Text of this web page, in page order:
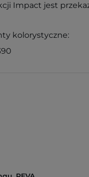
Impact jest
kolorystyczne: